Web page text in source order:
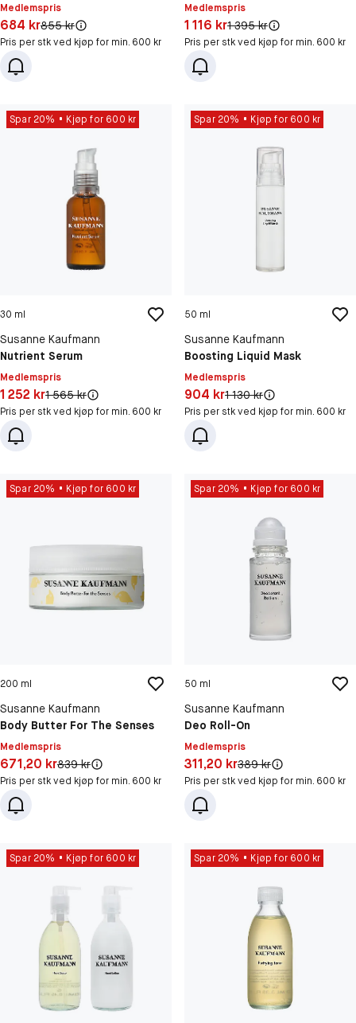
Medlemspris
Pris: 684 kr
684 krOriginal pris:
855 kr
Pris per stk ved kjøp for min. 600 kr
Medlemspris
Pris: 1 116 kr
1 116 krOriginal pris:
1 395 kr
Pris per stk ved kjøp for min. 600 kr
Spar 20% Kjøp for 600 kr
30 ml
Susanne Kaufmann
Nutrient Serum
Medlemspris
Pris: 1 252 kr
1 252 krOriginal pris:
1 565 kr
Pris per stk ved kjøp for min. 600 kr
Spar 20% Kjøp for 600 kr
50 ml
Susanne Kaufmann
Boosting Liquid Mask
Medlemspris
Pris: 904 kr
904 krOriginal pris:
1 130 kr
Pris per stk ved kjøp for min. 600 kr
Spar 20% Kjøp for 600 kr
200 ml
Susanne Kaufmann
Body Butter For The Senses
Medlemspris
Pris: 671,20 kr
671,20 krOriginal pris:
839 kr
Pris per stk ved kjøp for min. 600 kr
Spar 20% Kjøp for 600 kr
50 ml
Susanne Kaufmann
Deo Roll-On
Medlemspris
Pris: 311,20 kr
311,20 krOriginal pris:
389 kr
Pris per stk ved kjøp for min. 600 kr
Spar 20% Kjøp for 600 kr Spar 20% Kjøp for 600 kr